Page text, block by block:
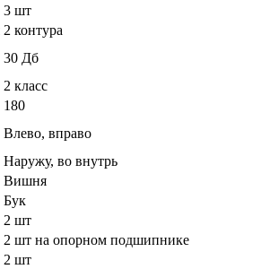
3 шт
2 контура
30 Дб
2 класс
180
Влево, вправо
Наружу, во внутрь
Вишня
Бук
2 шт
2 шт на опорном подшипнике
2 шт